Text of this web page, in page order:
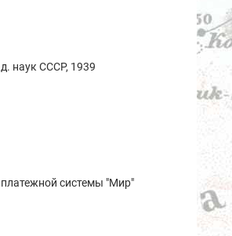
наук СССР, 1939
системы "Мир"